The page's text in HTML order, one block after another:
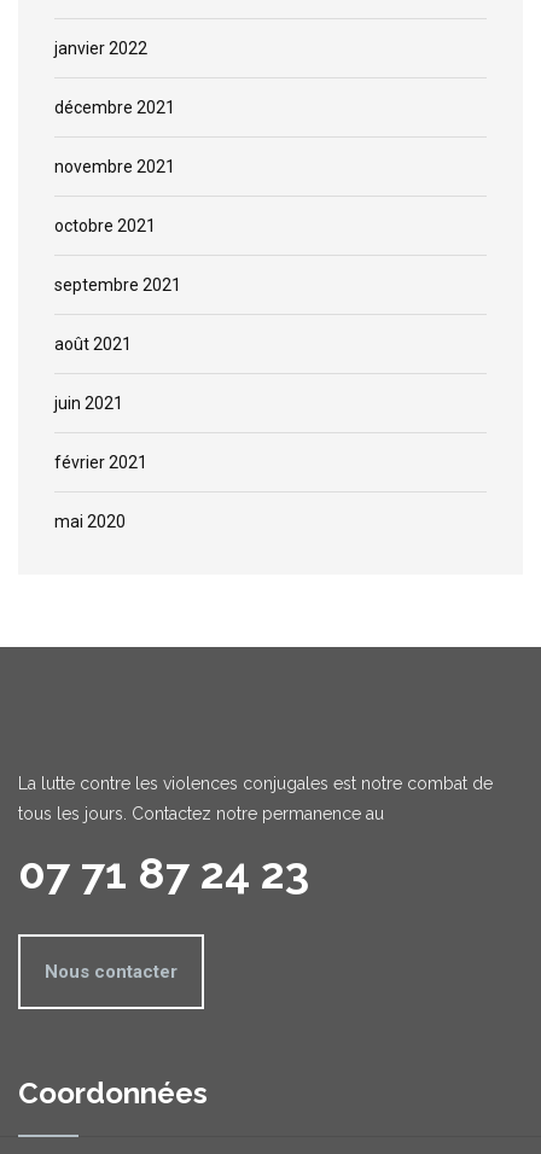
janvier 2022
décembre 2021
novembre 2021
octobre 2021
septembre 2021
août 2021
juin 2021
février 2021
mai 2020
La lutte contre les violences conjugales est notre combat de
tous les jours. Contactez notre permanence au
07 71 87 24 23
Nous contacter
Coordonnées